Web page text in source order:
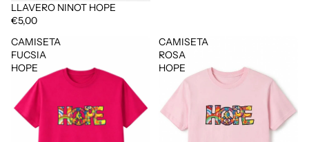
LLAVERO NINOT HOPE
€5,00
CAMISETA
FUCSIA
HOPE
CAMISETA
ROSA
HOPE